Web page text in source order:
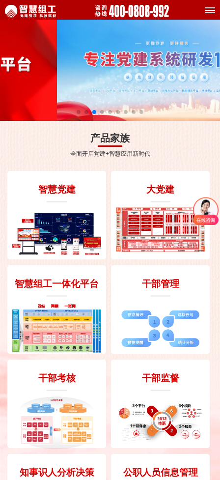
产品家族
全面开启党建+智慧应用新时代
智慧党建 大党建
智慧组工一体化平台 干部管理
干部考核 干部监督
知事识人分析决策 公职人员信息管理